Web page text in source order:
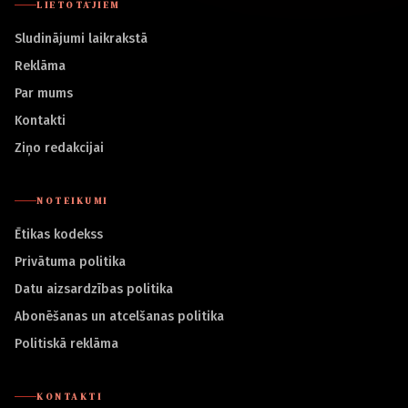
LIETOTĀJIEM
Sludinājumi laikrakstā
Reklāma
Par mums
Kontakti
Ziņo redakcijai
NOTEIKUMI
Ētikas kodekss
Privātuma politika
Datu aizsardzības politika
Abonēšanas un atcelšanas politika
Politiskā reklāma
KONTAKTI